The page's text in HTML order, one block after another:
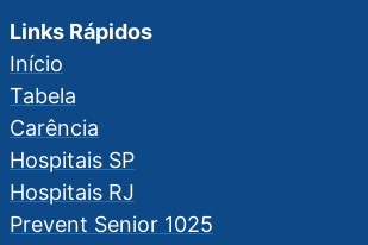
Links Rápidos
Início
Tabela
Carência
Hospitais SP
Hospitais RJ
Prevent Senior 1025